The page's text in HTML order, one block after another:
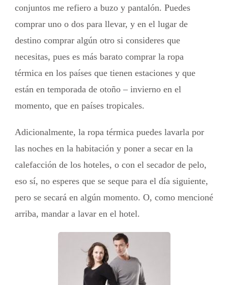
conjuntos me refiero a buzo y pantalón. Puedes
comprar uno o dos para llevar, y en el lugar de
destino comprar algún otro si consideres que
necesitas, pues es más barato comprar la ropa
térmica en los países que tienen estaciones y que
están en temporada de otoño – invierno en el
momento, que en países tropicales.
Adicionalmente, la ropa térmica puedes lavarla por
las noches en la habitación y poner a secar en la
calefacción de los hoteles, o con el secador de pelo,
eso sí, no esperes que se seque para el día siguiente,
pero se secará en algún momento. O, como mencioné
arriba, mandar a lavar en el hotel.